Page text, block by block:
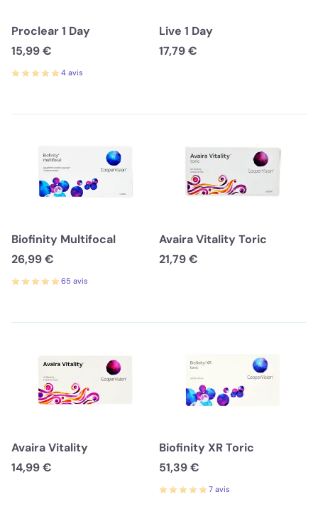
Proclear 1 Day
15,99 €
4 avis
Live 1 Day
17,79 €
Biofinity Multifocal
26,99 €
65 avis
Avaira Vitality Toric
21,79 €
Avaira Vitality
14,99 €
Biofinity XR Toric
51,39 €
7 avis